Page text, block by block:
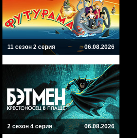
11 сезон 2 серия 06.08.2026
2 сезон 4 серия 06.08.2026